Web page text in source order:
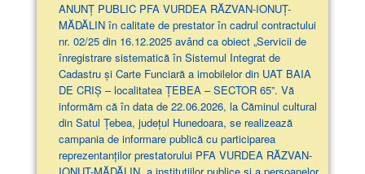
ANUNŢ PUBLIC PFA VURDEA RĂZVAN-IONUȚ-
MĂDĂLIN în calitate de prestator în cadrul contractului
nr. 02/25 din 16.12.2025 având ca obiect „Servicii de
înregistrare sistematică în Sistemul Integrat de
Cadastru și Carte Funciară a imobilelor din UAT BAIA
DE CRIȘ – localitatea ȚEBEA – SECTOR 65”. Vă
informăm că în data de 22.06.2026, la Căminul cultural
din Satul Țebea, județul Hunedoara, se realizează
campania de informare publică cu participarea
reprezentanților prestatorului PFA VURDEA RĂZVAN-